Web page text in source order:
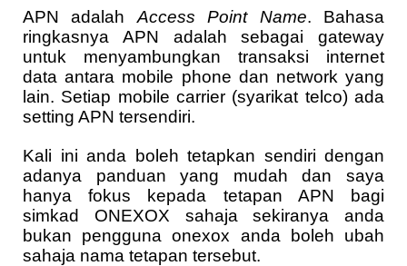
APN adalah Access Point Name. Bahasa
ringkasnya APN adalah sebagai gateway
untuk menyambungkan transaksi internet
data antara mobile phone dan network yang
lain. Setiap mobile carrier (syarikat telco) ada
setting APN tersendiri.
Kali ini anda boleh tetapkan sendiri dengan
adanya panduan yang mudah dan saya
hanya fokus kepada tetapan APN bagi
simkad ONEXOX sahaja sekiranya anda
bukan pengguna onexox anda boleh ubah
sahaja nama tetapan tersebut.